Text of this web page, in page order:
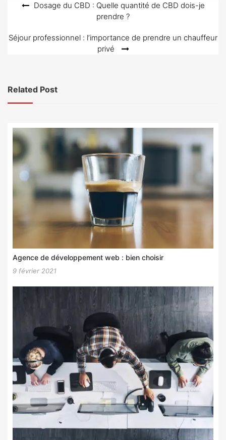
Navigation
l’article
Dosage du CBD : Quelle quantité de CBD dois-je
prendre ?
Séjour professionnel : l’importance de prendre un chauffeur
privé
Related Post
Agence de développement web : bien choisir
9 février 2021